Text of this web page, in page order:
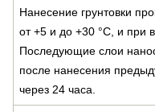
Нанесение грунтовки
от +5 и до +30 °С, и при
Последующие слои
после нанесения
через 24 часа.